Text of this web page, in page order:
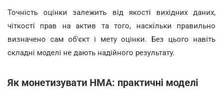
Точність оцінки залежить від якості вихідних даних,
чіткості прав на актив та того, наскільки правильно
визначено сам об'єкт і мету оцінки. Без цього навіть
складні моделі не дають надійного результату.
Як монетизувати НМА: практичні моделі